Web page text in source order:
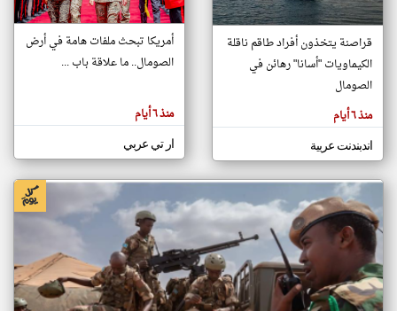
تغيير الدولة
اخبار الصومال على مدار الساعة
أهم اخبار الصومال العاجلة والمباشرة
المقالات
هنا عن
وجهة
كاتبيها.
قراصنة يتخذون أفراد طاقم ناقلة
الكيماويات "أسانا" رهائن في
الصومال
منذ ٦ أيام
اندبندنت عربية
أمريكا تبحث ملفات هامة في أرض
الصومال.. ما علاقة باب ...
منذ ٦ أيام
ار تي عربي
klyoum.com